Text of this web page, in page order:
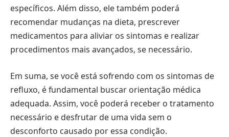
específicos. Além disso, ele também poderá
recomendar mudanças na dieta, prescrever
medicamentos para aliviar os sintomas e realizar
procedimentos mais avançados, se necessário.
Em suma, se você está sofrendo com os sintomas de
refluxo, é fundamental buscar orientação médica
adequada. Assim, você poderá receber o tratamento
necessário e desfrutar de uma vida sem o
desconforto causado por essa condição.